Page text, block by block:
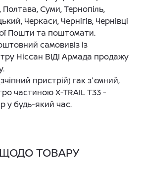
Суми, Тернопіль,
Черкаси, Чернігів, Чернівці
Пошти та поштомати.
самовивіз із
Ніссан ВІДІ Армада продажу
пристрій) гак з'ємний,
частиною X-TRAIL T33 -
у будь-який час.
ТОВАРУ